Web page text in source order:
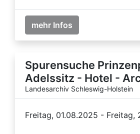
mehr Infos
Spurensuche
Adelssitz - Hotel -
Landesarchiv Schleswig-Holstein
Freitag, 01.08.2025 - Freitag,